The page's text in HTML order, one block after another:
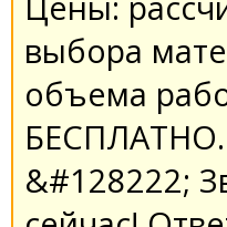
выбора
объема
БЕСПЛАТНО.
&#128222;